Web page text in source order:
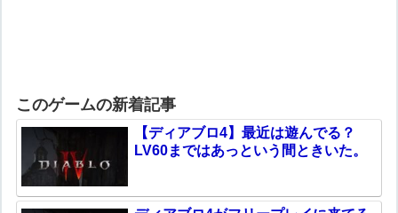
このゲームの新着記事
【ディアブロ4】最近は遊んでる？
LV60まではあっという間ときいた。